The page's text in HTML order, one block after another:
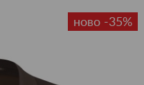
ново -35%